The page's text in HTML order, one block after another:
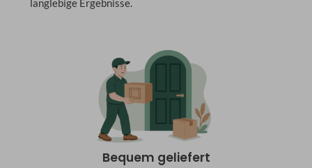
langlebige Ergebnisse.
Bequem geliefert